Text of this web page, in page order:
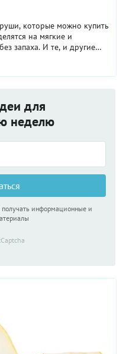
которые можно купить
на мягкие и
запаха. И те, и другие
для
неделю
информационные и